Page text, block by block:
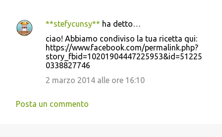
**stefycunsy** ha detto…
ciao! Abbiamo condiviso la tua ricetta qui:
https://www.facebook.com/permalink.php?
story_fbid=10201904447225953&id=51225
0338827746
2 marzo 2014 alle ore 16:10
Posta un commento